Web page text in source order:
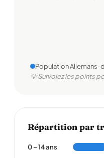
Population
💡 Survolez les points
Répartition par
0 – 14 ans